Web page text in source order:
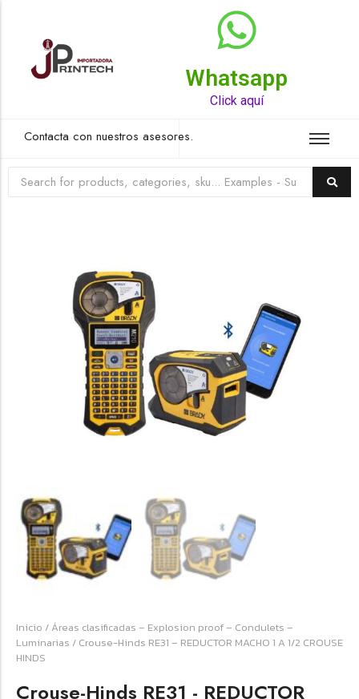
Whatsapp
Click aquí
Contacta con nuestros asesores.
Top Rated Product
☆☆☆
Raychem HVT-Z-253/353-G – PUNTA
TERMINAL UNIP INT 35KV 2/0-350 MCM
(3UND/KIT)
Terminal eléctrico Raychem SKU HVT-Z-253/353-G
Add to Cart
Inicio / Áreas clasificadas – Explosion proof – Condulets –
Luminarias / Crouse-Hinds RE31 – REDUCTOR MACHO 1 A 1/2 CROUSE
HINDS
Crouse-Hinds RE31 - REDUCTOR